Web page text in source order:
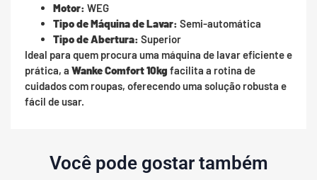
Motor: WEG
Tipo de Máquina de Lavar: Semi-automática
Tipo de Abertura: Superior
Ideal para quem procura uma máquina de lavar eficiente e
prática, a Wanke Comfort 10kg facilita a rotina de
cuidados com roupas, oferecendo uma solução robusta e
fácil de usar.
Você pode gostar também